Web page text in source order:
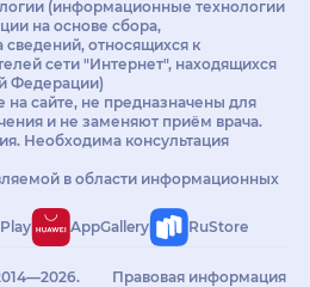
(информационные технологии
на основе сбора,
сведений, относящихся к
сети "Интернет", находящихся
Федерации)
сайте, не предназначены для
и не заменяют приём врача.
Необходима консультация
в области информационных
AppGallery RuStore
Правовая информация